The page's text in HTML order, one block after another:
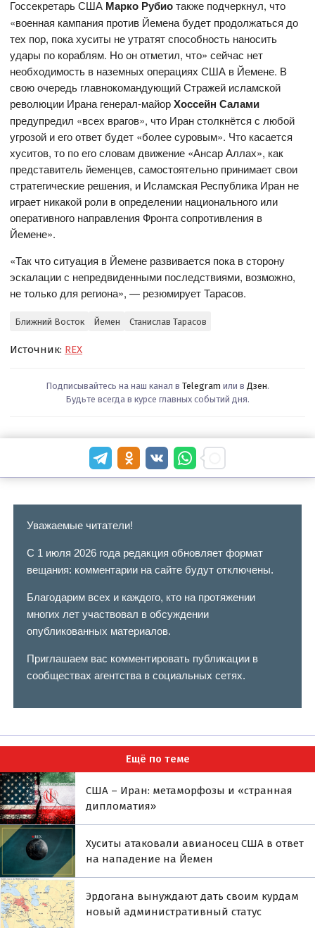
Госсекретарь США Марко Рубиотакже подчеркнул, что
«военная кампания против Йемена будет продолжаться до
тех пор, пока хуситы не утратят способность наносить
удары по кораблям. Но он отметил, что» сейчас нет
необходимость в наземных операциях США в Йемене. В
свою очередь главнокомандующий Стражей исламской
революции Ирана генерал-майорХоссейн Салами
предупредил «всех врагов», что Иран столкнётся с любой
угрозой и его ответ будет «более суровым». Что касается
хуситов, то по его словам движение «Ансар Аллах», как
представитель йеменцев, самостоятельно принимает свои
стратегические решения, и Исламская Республика Иран не
играет никакой роли в определении национального или
оперативного направления Фронта сопротивления в
Йемене».
«Так что ситуация в Йемене развивается пока в сторону
эскалации с непредвиденными последствиями, возможно,
не только для региона», — резюмирует Тарасов.
Ближний Восток Йемен Станислав Тарасов
Источник: REX
Подписывайтесь на наш канал в Telegram или в Дзен.
Будьте всегда в курсе главных событий дня.
Уважаемые читатели!
С 1 июля 2026 года редакция обновляет формат
вещания: комментарии на сайте будут отключены.
Благодарим всех и каждого, кто на протяжении
многих лет участвовал в обсуждении
опубликованных материалов.
Приглашаем вас комментировать публикации в
сообществах агентства в социальных сетях.
Ещё по теме
США – Иран: метаморфозы и «странная
дипломатия»
Хуситы атаковали авианосец США в ответ
на нападение на Йемен
Эрдогана вынуждают дать своим курдам
новый административный статус